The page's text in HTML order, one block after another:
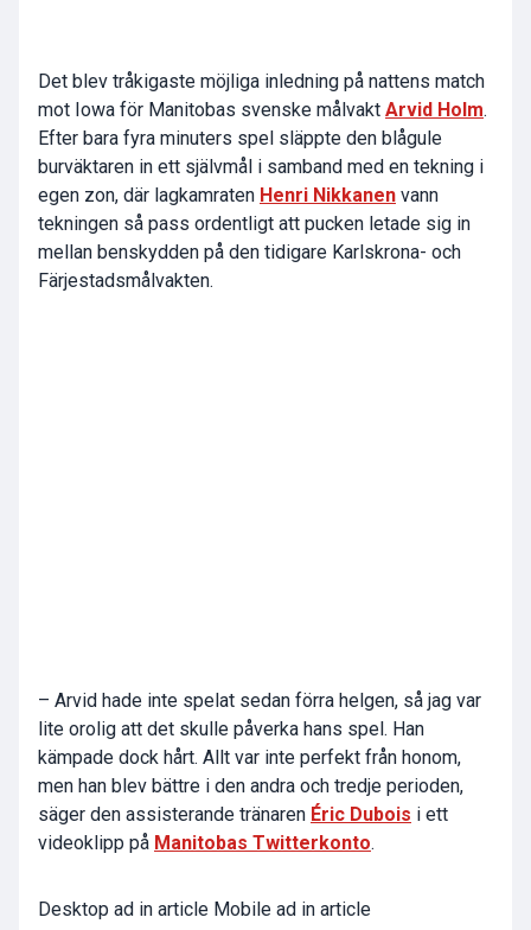
Det blev tråkigaste möjliga inledning på nattens match
mot Iowa för Manitobas svenske målvakt Arvid Holm.
Efter bara fyra minuters spel släppte den blågule
burväktaren in ett självmål i samband med en tekning i
egen zon, där lagkamraten Henri Nikkanen vann
tekningen så pass ordentligt att pucken letade sig in
mellan benskydden på den tidigare Karlskrona- och
Färjestadsmålvakten.
– Arvid hade inte spelat sedan förra helgen, så jag var
lite orolig att det skulle påverka hans spel. Han
kämpade dock hårt. Allt var inte perfekt från honom,
men han blev bättre i den andra och tredje perioden,
säger den assisterande tränaren Éric Dubois i ett
videoklipp på Manitobas Twitterkonto.
Desktop ad in article Mobile ad in article